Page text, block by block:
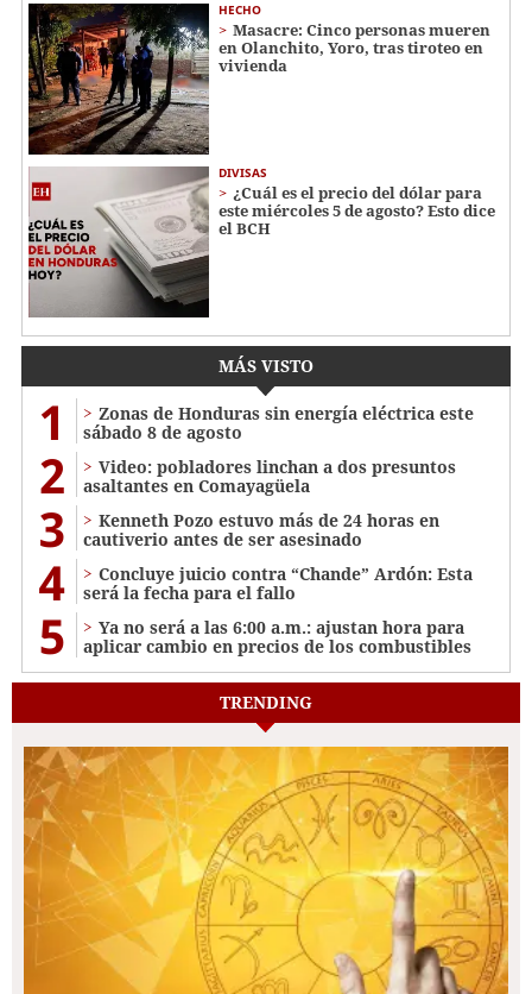
HECHO
Masacre: Cinco personas mueren
en Olanchito, Yoro, tras tiroteo en
vivienda
DIVISAS
¿Cuál es el precio del dólar para
este miércoles 5 de agosto? Esto dice
el BCH
MÁS VISTO
1
Zonas de Honduras sin energía eléctrica este
sábado 8 de agosto
2
Video: pobladores linchan a dos presuntos
asaltantes en Comayagüela
3
Kenneth Pozo estuvo más de 24 horas en
cautiverio antes de ser asesinado
4
Concluye juicio contra “Chande” Ardón: Esta
será la fecha para el fallo
5
Ya no será a las 6:00 a.m.: ajustan hora para
aplicar cambio en precios de los combustibles
TRENDING